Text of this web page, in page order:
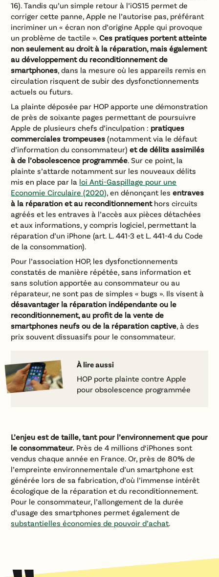
16). Tandis qu’un simple retour à l’iOS15 permet de
corriger cette panne, Apple ne l’autorise pas, préférant
incriminer un « écran non d’origine Apple qui provoque
un problème de tactile ».Ces pratiques portent atteinte
non seulement au droit à la réparation, mais également
au développement du reconditionnement de
smartphones, dans la mesure où les appareils remis en
circulation risquent de subir des dysfonctionnements
actuels ou futurs.
La plainte déposée par HOP apporte une démonstration
de près de soixante pages permettant de poursuivre
Apple de plusieurs chefs d’inculpation : pratiques
commerciales trompeuses (notamment via le défaut
d’information du consommateur)et de délits assimilés
à de l’obsolescence programmée. Sur ce point, la
plainte s’attarde notamment sur les nouveaux délits
mis en place par la loi Anti-Gaspillage pour une
Economie Circulaire (2020), en dénonçant lesentraves
à la réparation et au reconditionnementhors circuits
agréés et les entraves à l’accès aux pièces détachées
et aux informations, y compris logiciel, permettant la
réparation d’un iPhone (art. L. 441-3 et L. 441-4 du Code
de la consommation).
Pour l’association HOP, les dysfonctionnements
constatés de manière répétée, sans information et
sans solution apportée au consommateur ou au
réparateur, ne sont pas de simples « bugs ». Ils visent à
désavantager la réparation indépendante ou le
reconditionnement, au profit de la vente de
smartphones neufs ou de la réparation captive, à des
prix souvent dissuasifs pour le consommateur.
À lire aussi
HOP porte plainte contre Apple
pour obsolescence programmée
L’enjeu est de taille, tant pour l’environnement que pour
le consommateur. Près de 4 millions d‘iPhones sont
vendus chaque année en France. Or, près de 80% de
l’empreinte environnementale d’un smartphone est
générée lors de sa fabrication, d’où l’immense intérêt
écologique de la réparation et du reconditionnement.
Pour le consommateur, l’allongement de la durée
d’usage des smartphones permet également de
substantielles économies de pouvoir d’achat.